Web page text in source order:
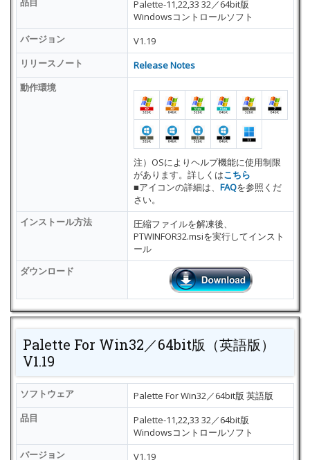
Palette-11,22,33 32／64bit版
Windowsコントロールソフト
バージョン
V1.19
リリースノート
Release Notes
動作環境
注）OSによりヘルプ機能に使用制限
があります。詳しくはこちら
■アイコンの詳細は、 FAQを参照くだ
さい。
インストール方法
圧縮ファイルを解凍後、
PTWINFOR32.msiを実行してインスト
ール
ダウンロード
Palette For Win32／64bit版（英語版）
V1.19
ソフトウェア
Palette For Win32／64bit版 英語版
品目
Palette-11,22,33 32／64bit版
Windowsコントロールソフト
バージョン
V1.19